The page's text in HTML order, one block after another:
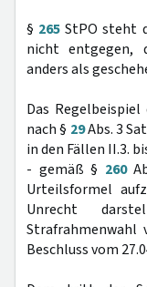
§ 265 StPO steht
nicht entgegen,
anders als
Das
nach § 29Abs. 3
in den Fällen II.3.
- gemäß § 260
Urteilsformel
Unrecht
Strafrahmenwahl
Beschluss vom